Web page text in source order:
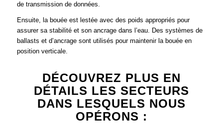
de transmission de données.
Ensuite, la bouée est lestée avec des poids appropriés pour
assurer sa stabilité et son ancrage dans l’eau. Des systèmes de
ballasts et d’ancrage sont utilisés pour maintenir la bouée en
position verticale.
DÉCOUVREZ PLUS EN
DÉTAILS LES SECTEURS
DANS LESQUELS NOUS
OPÉRONS :